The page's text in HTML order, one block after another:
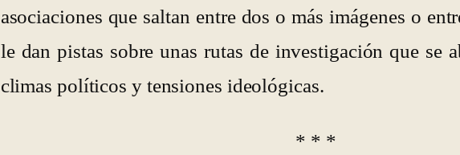
asociaciones que saltan entre dos o más imágenes o
le dan pistas sobre unas rutas de investigación que se
climas políticos y tensiones ideológicas.
* * *